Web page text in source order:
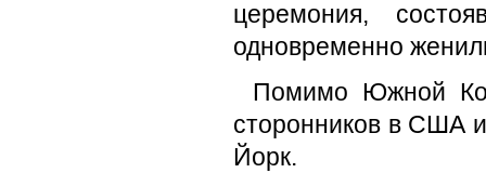
церемония,
одновременно
Помимо Южной
сторонников в США
Йорк.